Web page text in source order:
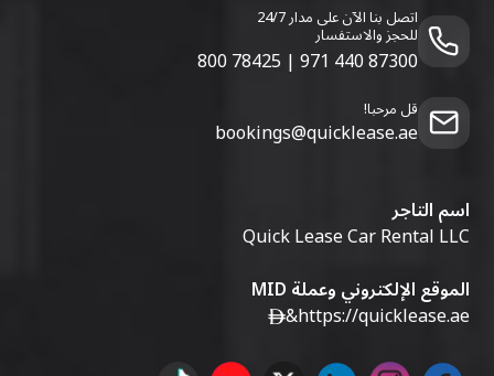
اتصل بنا الآن على مدار 24/7
للحجز والاستفسار
800 78425 | 971 440 87300
قل مرحبا!
bookings@quicklease.ae
اسم التاجر
Quick Lease Car Rental LLC
الموقع الإلكتروني وعملة MID
https://quicklease.ae
&